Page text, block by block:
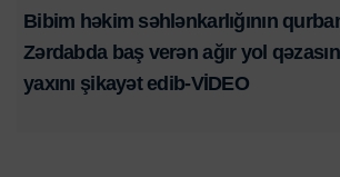
Bibim həkim səhlənkarlığının
Zərdabda baş verən ağır yol
yaxını şikayət edib-VİDEO